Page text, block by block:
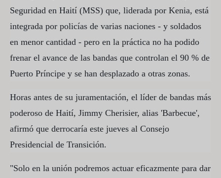
Seguridad en Haití (MSS) que, liderada por Kenia, está
integrada por policías de varias naciones - y soldados
en menor cantidad - pero en la práctica no ha podido
frenar el avance de las bandas que controlan el 90 % de
Puerto Príncipe y se han desplazado a otras zonas.
Horas antes de su juramentación, el líder de bandas más
poderoso de Haití, Jimmy Cherisier, alias 'Barbecue',
afirmó que derrocaría este jueves al Consejo
Presidencial de Transición.
"Solo en la unión podremos actuar eficazmente para dar